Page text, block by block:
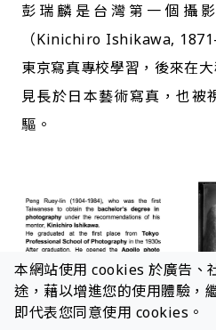
彭瑞麟是台灣第一個攝
（Kinichiro Ishikawa,
東京寫真專校學習，後來在
見長於日本藝術寫真，也被
驅。
本網站使用 cookies 於廣告、
途，藉以增進您的使用體驗，
即代表您同意使用 cookies。